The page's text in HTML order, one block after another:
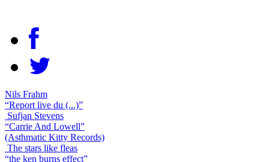
Nils Frahm
“Report live du (...)”
Sufjan Stevens
“Carrie And Lowell”
(Asthmatic Kitty Records)
The stars like fleas
“the ken burns effect”